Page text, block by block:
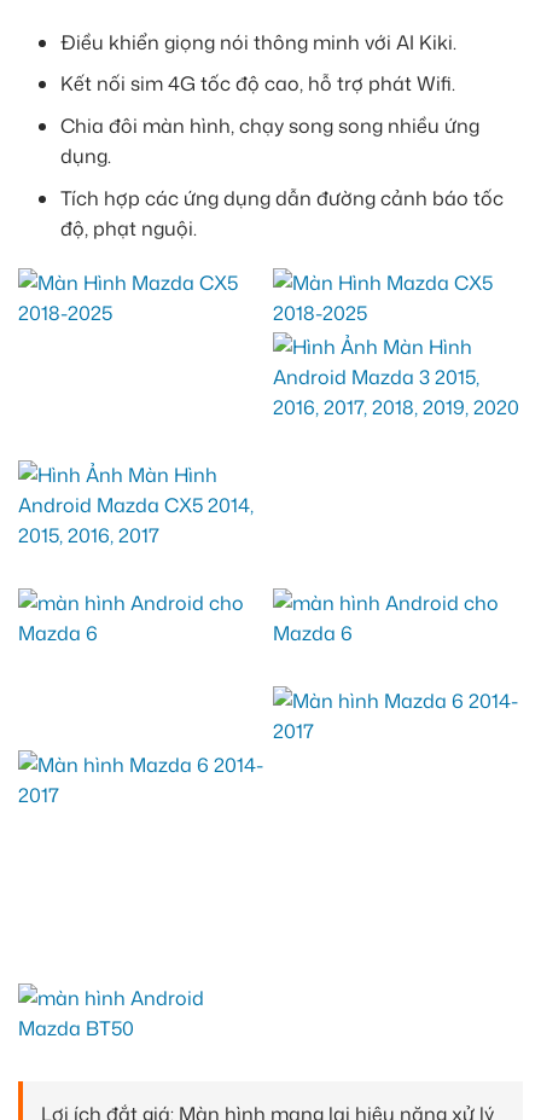
Điều khiển giọng nói thông minh với AI Kiki.
Kết nối sim 4G tốc độ cao, hỗ trợ phát Wifi.
Chia đôi màn hình, chạy song song nhiều ứng
dụng.
Tích hợp các ứng dụng dẫn đường cảnh báo tốc
độ, phạt nguội.
Lợi ích đắt giá: Màn hình mang lại hiệu năng xử lý